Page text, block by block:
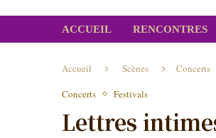
ACCUEIL RENCONTRES
Accueil Scènes Concerts
Concerts
Festivals
Lettres